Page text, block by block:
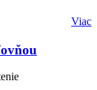
Viac